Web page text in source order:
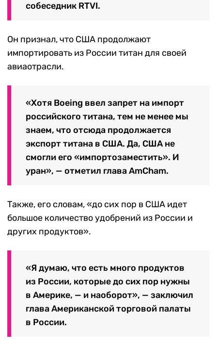
собеседник RTVI.
Он признал, что США продолжают
импортировать из России титан для своей
авиаотрасли.
«Хотя Boeing ввел запрет на импорт
российского титана, тем не менее мы
знаем, что отсюда продолжается
экспорт титана в США. Да, США не
смогли его «импортозаместить». И
уран», — отметил глава AmCham.
Также, его словам, «до сих пор в США идет
большое количество удобрений из России и
других продуктов».
«Я думаю, что есть много продуктов
из России, которые до сих пор нужны
в Америке, — и наоборот», — заключил
глава Американской торговой палаты
в России.